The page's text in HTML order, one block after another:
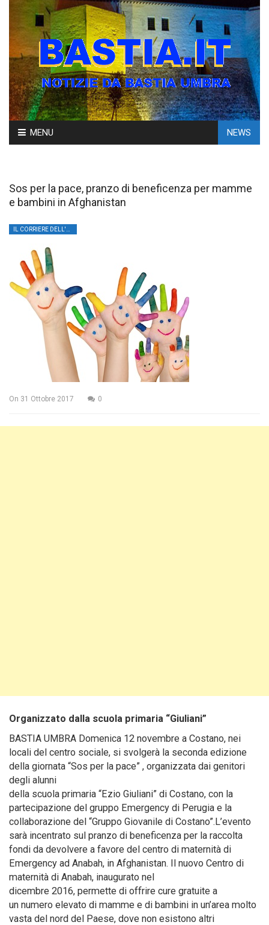
Skip
to
MENU NEWS
Sos per la pace, pranzo di beneficenza per mamme
e bambini in Afghanistan
On 31 Ottobre 2017 0
Organizzato dalla scuola primaria “Giuliani”
BASTIA UMBRA Domenica 12 novembre a Costano, nei
locali del centro sociale, si svolgerà la seconda edizione
della giornata “Sos per la pace” , organizzata dai genitori
degli alunni
della scuola primaria “Ezio Giuliani” di Costano, con la
partecipazione del gruppo Emergency di Perugia e la
collaborazione del “Gruppo Giovanile di Costano”.L’evento
sarà incentrato sul pranzo di beneficenza per la raccolta
fondi da devolvere a favore del centro di maternità di
Emergency ad Anabah, in Afghanistan. Il nuovo Centro di
maternità di Anabah, inaugurato nel
dicembre 2016, permette di offrire cure gratuite a
un numero elevato di mamme e di bambini in un’area molto
vasta del nord del Paese, dove non esistono altri